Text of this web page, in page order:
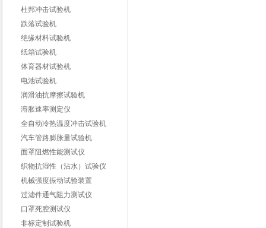
杜邦冲击试验机
跌落试验机
绝缘材料试验机
纸箱试验机
体育器材试验机
电池试验机
润滑油抗摩擦试验机
溶胀速率测定仪
全自动冷热温度冲击试验机
汽车管路膨胀量试验机
面罩阻燃性能测试仪
织物抗湿性（沾水）试验仪
机械强度振动试验装置
过滤件通气阻力测试仪
口罩死腔测试仪
非标定制试验机